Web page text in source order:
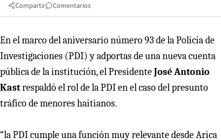
Compartir Comentarios
En el marco del aniversario número 93 de la Policía de
Investigaciones (PDI) y adportas de una nueva cuenta
pública de la institución, el PresidenteJosé Antonio
Kastrespaldó el rol de la PDI en el caso del presunto
tráfico de menores haitianos.
“la PDI cumple una función muy relevante desde Arica